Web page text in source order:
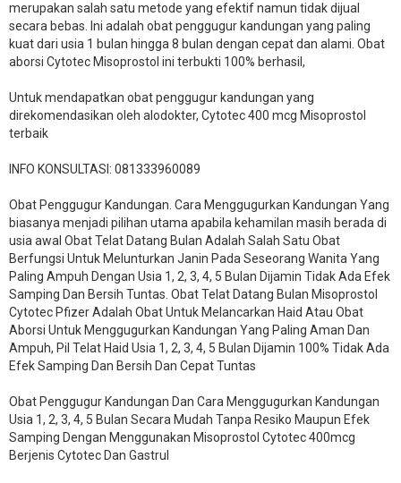
merupakan salah satu metode yang efektif namun tidak dijual
secara bebas. Ini adalah obat penggugur kandungan yang paling
kuat dari usia 1 bulan hingga 8 bulan dengan cepat dan alami. Obat
aborsi Cytotec Misoprostol ini terbukti 100% berhasil,
Untuk mendapatkan obat penggugur kandungan yang
direkomendasikan oleh alodokter, Cytotec 400 mcg Misoprostol
terbaik
INFO KONSULTASI: 081333960089
​Obat Penggugur Kandungan. Cara Menggugurkan Kandungan Yang
biasanya menjadi pilihan utama apabila kehamilan masih berada di
usia awal Obat Telat Datang Bulan Adalah Salah Satu Obat
Berfungsi Untuk Melunturkan Janin Pada Seseorang Wanita Yang
Paling Ampuh Dengan Usia 1, 2, 3, 4, 5 Bulan Dijamin Tidak Ada Efek
Samping Dan Bersih Tuntas. Obat Telat Datang Bulan Misoprostol
Cytotec Pfizer Adalah Obat Untuk Melancarkan Haid Atau Obat
Aborsi Untuk Menggugurkan Kandungan Yang Paling Aman Dan
Ampuh, Pil Telat Haid Usia 1, 2, 3, 4, 5 Bulan Dijamin 100% Tidak Ada
Efek Samping Dan Bersih Dan Cepat Tuntas
Obat Penggugur Kandungan Dan Cara Menggugurkan Kandungan
Usia 1, 2, 3, 4, 5 Bulan Secara Mudah Tanpa Resiko Maupun Efek
Samping Dengan Menggunakan Misoprostol Cytotec 400mcg
Berjenis Cytotec Dan Gastrul